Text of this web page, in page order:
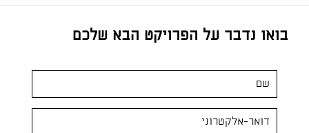
בואו נדבר על הפרויקט הבא שלכם